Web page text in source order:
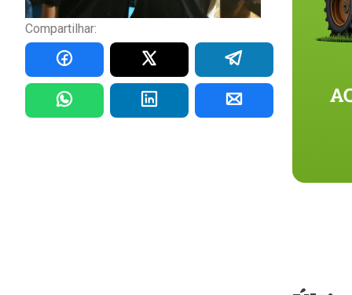
Compartilhar: